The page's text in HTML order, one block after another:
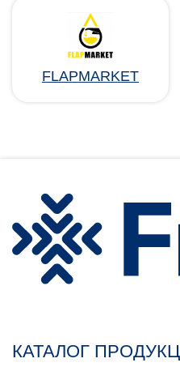
FLAPMARKET
КАТАЛОГ